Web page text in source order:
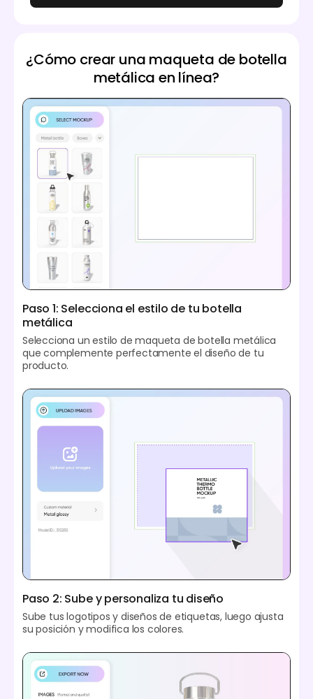
¿Cómo crear una maqueta de botella
metálica en línea?
Paso 1: Selecciona el estilo de tu botella
metálica
Selecciona un estilo de maqueta de botella metálica
que complemente perfectamente el diseño de tu
producto.
Paso 2: Sube y personaliza tu diseño
Sube tus logotipos y diseños de etiquetas, luego ajusta
su posición y modifica los colores.